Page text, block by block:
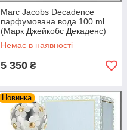
Marc Jacobs Decadence
парфумована вода 100 ml.
(Марк Джейкобс Декаденс)
Немає в наявності
5 350 ₴
Новинка